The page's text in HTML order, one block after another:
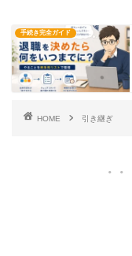
手続き完全ガイド
HOME 引き継ぎ